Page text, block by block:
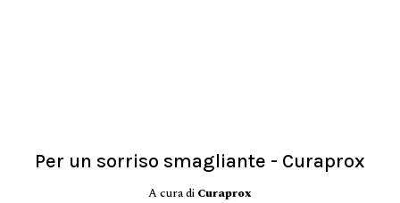
Per un sorriso smagliante - Curaprox
A cura di Curaprox